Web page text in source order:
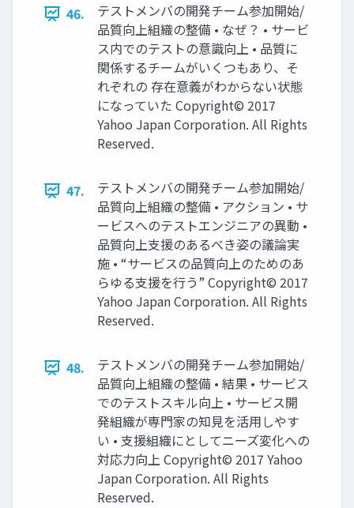
46.
テストメンバの開発チーム参加開始/
品質向上組織の整備 • なぜ？ • サービ
ス内でのテストの意識向上 • 品質に
関係するチームがいくつもあり、そ
れぞれの 存在意義がわからない状態
になっていた Copyright© 2017
Yahoo Japan Corporation. All Rights
Reserved.
47.
テストメンバの開発チーム参加開始/
品質向上組織の整備 • アクション • サ
ービスへのテストエンジニアの異動 •
品質向上支援のあるべき姿の議論実
施 • “サービスの品質向上のためのあ
らゆる支援を行う” Copyright© 2017
Yahoo Japan Corporation. All Rights
Reserved.
48.
テストメンバの開発チーム参加開始/
品質向上組織の整備 • 結果 • サービス
でのテストスキル向上 • サービス開
発組織が専門家の知見を活用しやす
い • 支援組織にとしてニーズ変化への
対応力向上 Copyright© 2017 Yahoo
Japan Corporation. All Rights
Reserved.